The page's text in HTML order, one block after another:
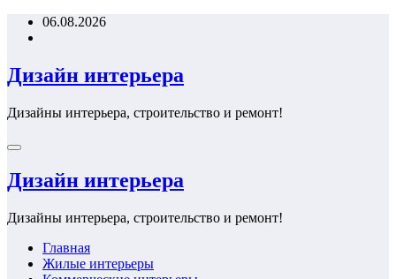
Перейти06.08.2026
Дизайн интерьера
Дизайны интерьера, строительство и ремонт!
Дизайн интерьера
Дизайны интерьера, строительство и ремонт!
Главная
Жилые интерьеры